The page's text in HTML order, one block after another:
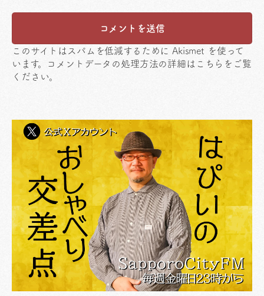
このサイトはスパムを低減するために Akismet を使って
います。
コメントデータの処理方法の詳細はこちらをご覧
ください。